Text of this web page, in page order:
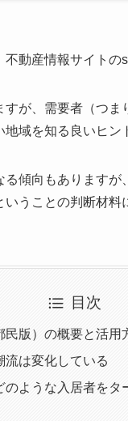
動産情報サイトの
が、需要者（つ
域を知る良いヒン
傾向もあります
うことの判断材料
目次
民版）の概要と活用
流は変化している
ような入居者をタ